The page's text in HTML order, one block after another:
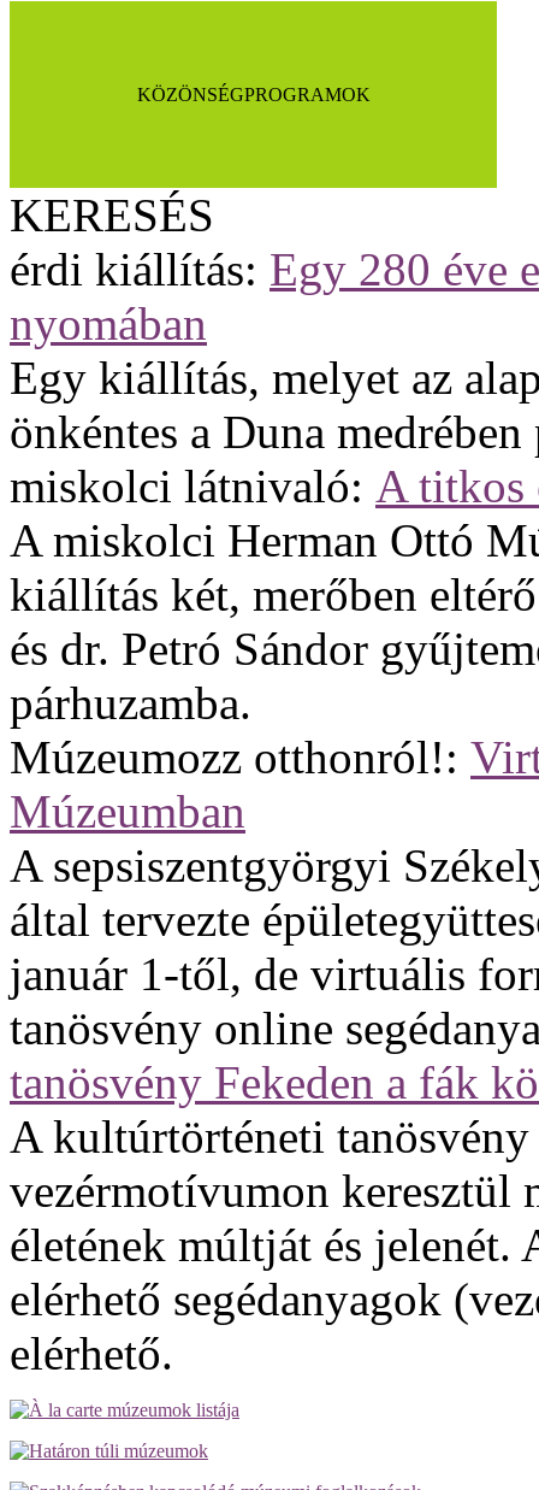
KÖZÖNSÉGPROGRAMOK
KERESÉS
érdi kiállítás: Egy 280 éve
nyomában
Egy kiállítás, melyet az
önkéntes a Duna
miskolci látnivaló: A titkos
A miskolci Herman Ottó
kiállítás két, merőben
és dr. Petró Sándor
párhuzamba.
Múzeumozz otthonról!:
Múzeumban
A sepsiszentgyörgyi
által tervezte
január 1-től, de virtuális
tanösvény online
tanösvény Fekeden a fák
A kultúrtörténeti
vezérmotívumon keresztül
életének múltját és
elérhető segédanyagok
elérhető.